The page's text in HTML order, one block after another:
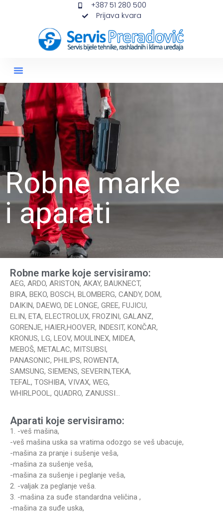
+387 51 280 500
Prijava kvara
Robne marke
i aparati
Robne marke koje servisiramo:
AEG, ARDO, ARISTON, AKAY, BAUKNECT,
BIRA, BEKO, BOSCH, BLOMBERG, CANDY, DOM,
DAIKIN, DAEWO, DE LONGE, GREE, FUJICU,
ELIN, ETA, ELECTROLUX, FROZINI, GALANZ,
GORENJE, HAIER,HOOVER, INDESIT, KONČAR,
KRONUS, LG, LEOV, MOULINEX, MIDEA,
MEBOŠ, METALAC, MITSUBSI,
PANASONIC, PHILIPS, ROWENTA,
SAMSUNG, SIEMENS, SEVERIN,TEKA,
TEFAL, TOSHIBA, VIVAX, WEG,
WHIRLPOOL, QUADRO, ZANUSSI…
Aparati koje servisiramo:
1. -veš mašina,
-veš mašina uska sa vratima odozgo se veš ubacuje,
-mašina za pranje i sušenje veša,
-mašina za sušenje veša,
-mašina za sušenje i peglanje veša,
2. -valjak za peglanje veša.
3. -mašina za suđe standardna veličina ,
-mašina za suđe uska,